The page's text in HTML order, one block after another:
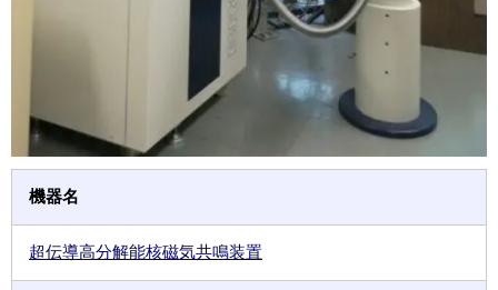
機器名
超伝導高分解能核磁気共鳴装置